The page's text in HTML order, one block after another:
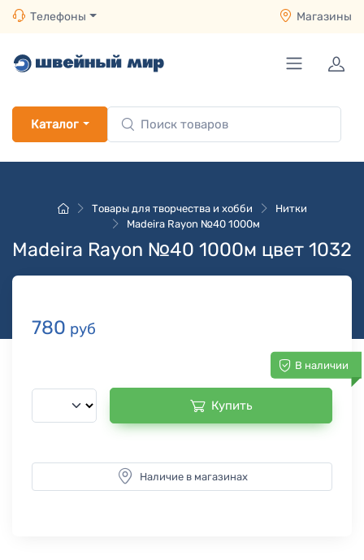
Телефоны Магазины
Каталог
Товары для творчества и хобби
Нитки
Madeira Rayon №40 1000м
Madeira Rayon №40 1000м цвет 1032
780 руб
В наличии
Купить
Наличие в магазинах